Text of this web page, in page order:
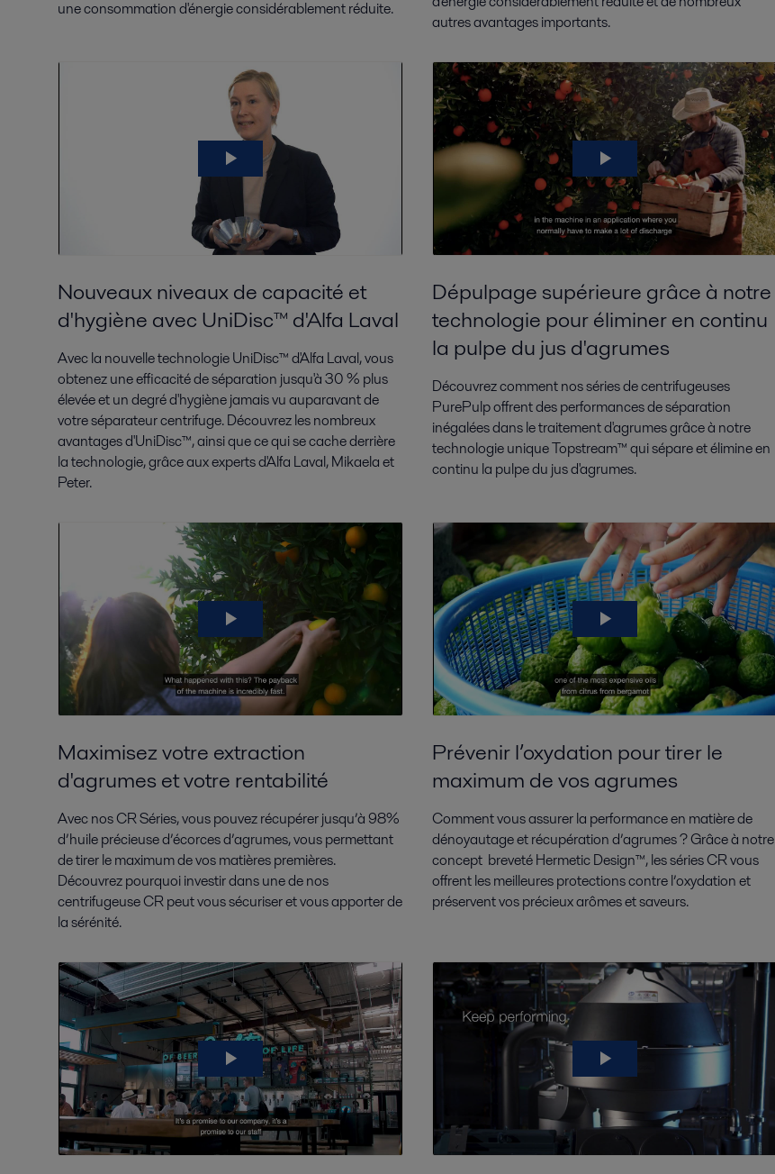
une consommation d'énergie considérablement réduite.
autres avantages importants.
Nouveaux niveaux de capacité et
d'hygiène avec UniDisc™ d'Alfa Laval
Avec la nouvelle technologie UniDisc™ d'Alfa Laval, vous
obtenez une efficacité de séparation jusqu'à 30 % plus
élevée et un degré d'hygiène jamais vu auparavant de
votre séparateur centrifuge. Découvrez les nombreux
avantages d'UniDisc™, ainsi que ce qui se cache derrière
la technologie, grâce aux experts d'Alfa Laval, Mikaela et
Peter.
Dépulpage supérieure grâce à notre
technologie pour éliminer en continu
la pulpe du jus d'agrumes
Découvrez comment nos séries de centrifugeuses
PurePulp offrent des performances de séparation
inégalées dans le traitement d'agrumes grâce à notre
technologie unique Topstream™ qui sépare et élimine en
continu la pulpe du jus d'agrumes.
Maximisez votre extraction
d'agrumes et votre rentabilité
Avec nos CR Séries, vous pouvez récupérer jusqu’à 98%
d’huile précieuse d’écorces d’agrumes, vous permettant
de tirer le maximum de vos matières premières.
Découvrez pourquoi investir dans une de nos
centrifugeuse CR peut vous sécuriser et vous apporter de
la sérénité.
Prévenir l’oxydation pour tirer le
maximum de vos agrumes
Comment vous assurer la performance en matière de
dénoyautage et récupération d’agrumes ? Grâce à notre
concept breveté Hermetic Design™, les séries CR vous
offrent les meilleures protections contre l’oxydation et
préservent vos précieux arômes et saveurs.